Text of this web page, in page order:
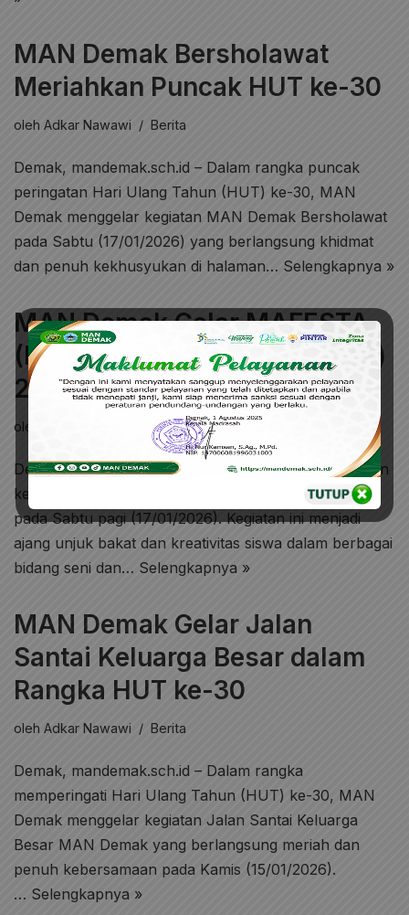
MAN Demak Bersholawat
Meriahkan Puncak HUT ke-30
oleh Adkar Nawawi Berita
Demak, mandemak.sch.id – Dalam rangka puncak
peringatan Hari Ulang Tahun (HUT) ke-30, MAN
Demak menggelar kegiatan MAN Demak Bersholawat
pada Sabtu (17/01/2026) yang berlangsung khidmat
dan penuh kekhusyukan di halaman… Selengkapnya »
MAN Demak Gelar MAFESTA
(MAN Demak Festival Talenta)
2026
oleh Berita
Demak, mandemak.sch.id – MAN Demak mengadakan
kegiatan MAFESTA (MAN Demak Festival Talenta)
pada Sabtu pagi (17/01/2026). Kegiatan ini menjadi
ajang unjuk bakat dan kreativitas siswa dalam berbagai
bidang seni dan… Selengkapnya »
MAN Demak Gelar Jalan
Santai Keluarga Besar dalam
Rangka HUT ke-30
oleh Adkar Nawawi Berita
Demak, mandemak.sch.id – Dalam rangka
memperingati Hari Ulang Tahun (HUT) ke-30, MAN
Demak menggelar kegiatan Jalan Santai Keluarga
Besar MAN Demak yang berlangsung meriah dan
penuh kebersamaan pada Kamis (15/01/2026).
… Selengkapnya »